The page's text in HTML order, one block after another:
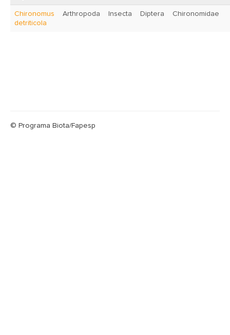
Chironomus
detriticola
Arthropoda Insecta Diptera Chironomidae
© Programa Biota/Fapesp